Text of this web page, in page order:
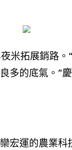
米拓展銷路。
多的底氣。”
宏運的農業